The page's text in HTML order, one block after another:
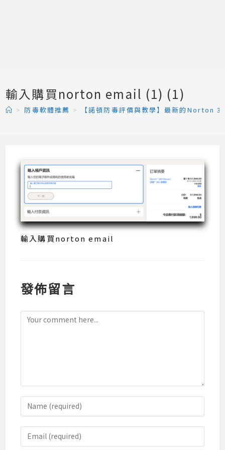
輸入購買norton email (1) (1)
> 防毒軟體推薦 > 【諾頓防毒評價與教學】最新的Norton
輸入購買norton email
發佈留言
Comment
Enter
your
name
or
Enter
your